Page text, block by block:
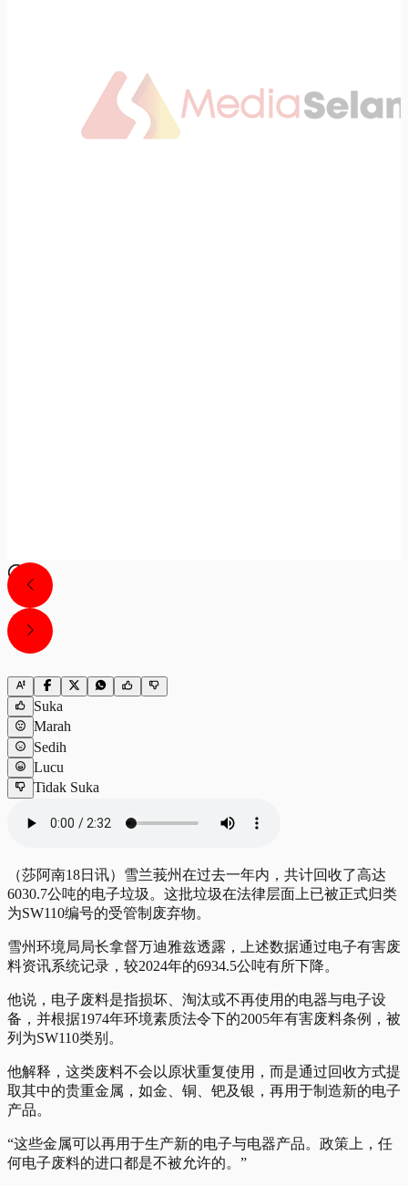
Suka
Marah
Sedih
Lucu
Tidak Suka
（莎阿南18日讯）雪兰莪州在过去一年内，共计回收了高达
6030.7公吨的电子垃圾。这批垃圾在法律层面上已被正式归类
为SW110编号的受管制废弃物。
雪州环境局局长拿督万迪雅兹透露，上述数据通过电子有害废
料资讯系统记录，较2024年的6934.5公吨有所下降。
他说，电子废料是指损坏、淘汰或不再使用的电器与电子设
备，并根据1974年环境素质法令下的2005年有害废料条例，被
列为SW110类别。
他解释，这类废料不会以原状重复使用，而是通过回收方式提
取其中的贵重金属，如金、铜、钯及银，再用于制造新的电子
产品。
“这些金属可以再用于生产新的电子与电器产品。政策上，任
何电子废料的进口都是不被允许的。”